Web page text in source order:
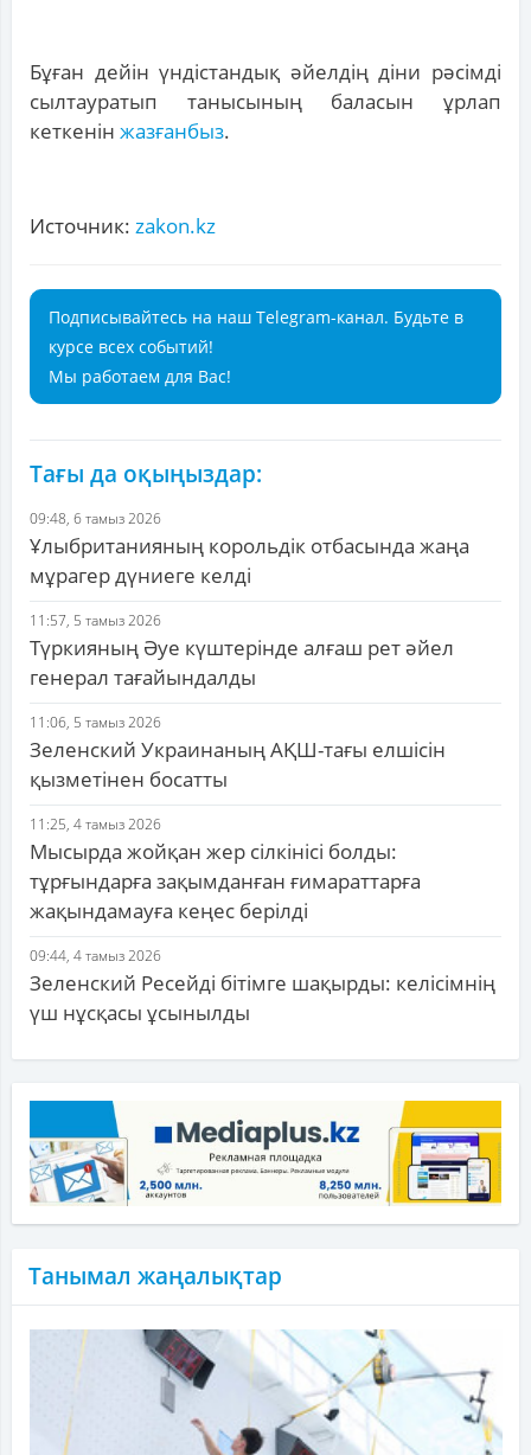
Бұған дейін үндістандық әйелдің діни рәсімді
сылтауратып танысының баласын ұрлап
кеткенін жазғанбыз.
Источник: zakon.kz
Подписывайтесь на наш Telegram-канал. Будьте в
курсе всех событий!
Мы работаем для Вас!
Тағы да оқыңыздар:
09:48, 6 тамыз 2026
Ұлыбританияның корольдік отбасында жаңа
мұрагер дүниеге келді
11:57, 5 тамыз 2026
Түркияның Әуе күштерінде алғаш рет әйел
генерал тағайындалды
11:06, 5 тамыз 2026
Зеленский Украинаның АҚШ-тағы елшісін
қызметінен босатты
11:25, 4 тамыз 2026
Мысырда жойқан жер сілкінісі болды:
тұрғындарға зақымданған ғимараттарға
жақындамауға кеңес берілді
09:44, 4 тамыз 2026
Зеленский Ресейді бітімге шақырды: келісімнің
үш нұсқасы ұсынылды
Танымал жаңалықтар